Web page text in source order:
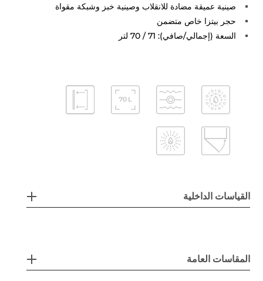
صينية عميقة مضادة للانقلاب وصينية خبز وشبكة مقواة
حجر بيتزا خاص متضمن
السعة (إجمالي/صافي): 71 / 70 لتر
القياسات الداخلية
المقاسات العامة